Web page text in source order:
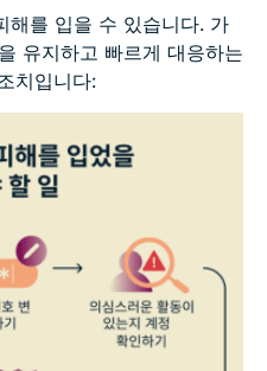
해를 입을 수 있습니다. 가
유지하고 빠르게 대응하는
치입니다: